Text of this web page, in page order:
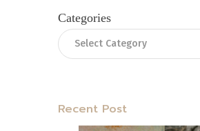
Categories
Recent Post